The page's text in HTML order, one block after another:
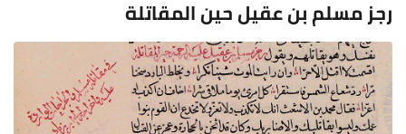
رجز مسلم بن عقيل حين المقاتلة